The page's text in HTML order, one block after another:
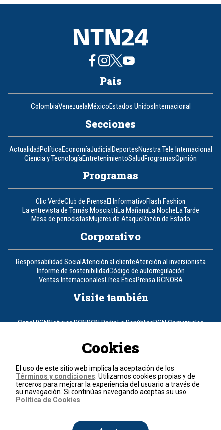
8
País
ColombiaVenezuelaMéxicoEstados UnidosInternacional
Secciones
ActualidadPolíticaEconomíaJudicialDeportesNuestra Tele Internacional
Ciencia y TecnologíaEntretenimientoSaludProgramasOpinión
Programas
Clic VerdeClub de PrensaEl InformativoFlash Fashion
La entrevista de Tomás MosciattiLa MañanaLa NocheLa Tarde
Mesa de periodistasMujeres de AtaqueRazón de Estado
Corporativo
Responsabilidad SocialAtención al clienteAtención al inversionista
Informe de sostenibilidadCódigo de autorregulación
Ventas InternacionalesLínea ÉticaPrensa RCNOBA
Visite también
Canal RCNNoticias RCNRCN RadioLa RepúblicaRCN Comerciales
Un producto de RCN Televisión
Contáctenos
Teléfono+57 (601) 426 92 92
Términos y condiciones
Cookies
El uso de este sitio web implica la aceptación de los
Términos y condiciones . Utilizamos cookies propias y de
terceros para mejorar la experiencia del usuario a través de
su navegación. Si continúas navegando aceptas su uso.
Política de Cookies